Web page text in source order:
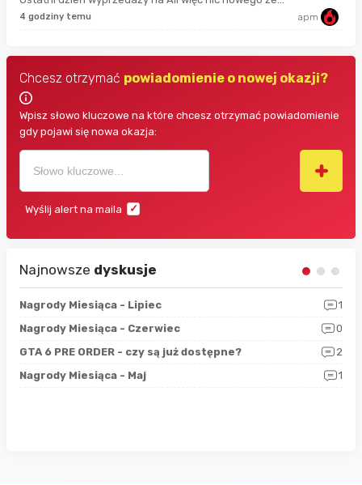
4 godziny temu apm
Chcesz otrzymać powiadomienie o nowej okazji?
Wpisz słowo kluczowe na które chcesz otrzymać powiadomienie
gdy pojawi się nowa okazja:
Wyślij alert na maila
Najnowsze dyskusje
Nagrody Miesiąca - Lipiec
1
Nagrody Miesiąca - Czerwiec
0
GTA 6 PRE ORDER - czy są już dostępne?
2
Nagrody Miesiąca - Maj
1